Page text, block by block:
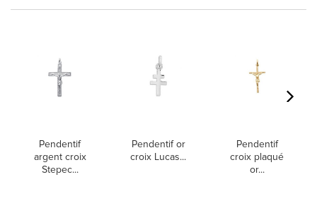
Pendentif
argent croix
Stepec...
Pendentif or
croix Lucas...
Pendentif
croix plaqué
or...